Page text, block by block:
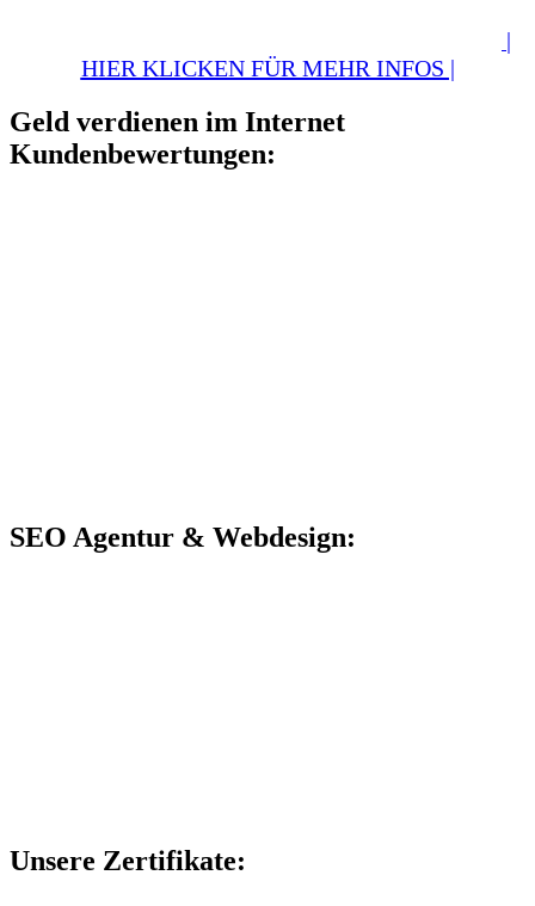
|
HIER KLICKEN FÜR MEHR INFOS |
Geld verdienen im Internet
Kundenbewertungen:
SEO Agentur & Webdesign:
Unsere Zertifikate: